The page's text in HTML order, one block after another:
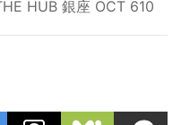
HUB 銀座 OCT 610